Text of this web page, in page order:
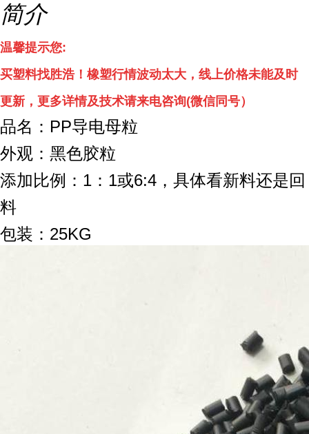
简介
温馨提示您:
买塑料找胜浩！ 橡塑行情波动太大，线上价格未能及时
更新， 更多详情及技术请来电咨询(微信同号）
品名：PP导电母粒
外观：黑色胶粒
添加比例：1：1或6:4，具体看新料还是回
料
包装：25KG